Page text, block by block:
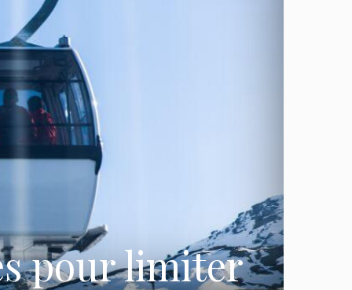
pour limiter